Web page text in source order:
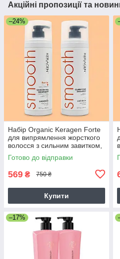
Акційні пропозиції та
–24%
Набір Organic Keragen Forte
для випрямлення жорсткого
волосся з сильним завитком,
50 г (розлив)
Готово до відправки
569 ₴ 750 ₴
Купити
–17%